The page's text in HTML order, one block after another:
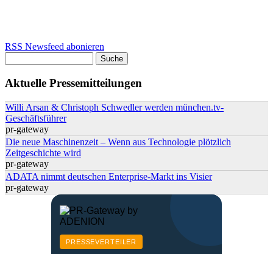
RSS Newsfeed abonieren
Aktuelle Pressemitteilungen
Willi Arsan & Christoph Schwedler werden münchen.tv-
Geschäftsführer
pr-gateway
Die neue Maschinenzeit – Wenn aus Technologie plötzlich
Zeitgeschichte wird
pr-gateway
ADATA nimmt deutschen Enterprise-Markt ins Visier
pr-gateway
PRESSEVERTEILER